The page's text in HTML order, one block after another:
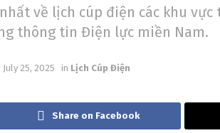
về lịch cúp điện các khu vực
thông tin Điện lực miền Nam.
July 25, 2025 in Lịch Cúp Điện
Share on Facebook